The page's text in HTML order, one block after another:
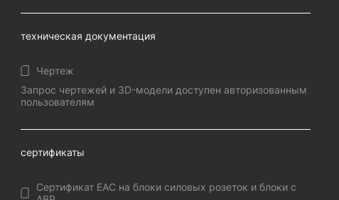
техническая документация
Чертеж
Запрос чертежей и 3D-модели доступен авторизованным
пользователям
сертификаты
Сертификат EAC на блоки силовых розеток и блоки с